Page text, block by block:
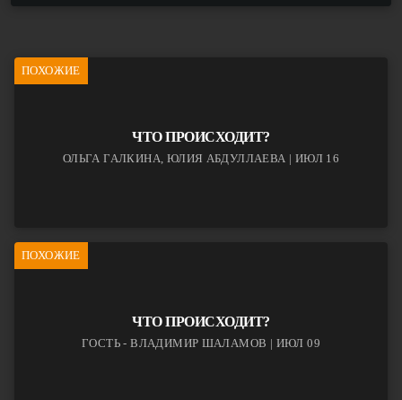
ПОХОЖИЕ
ЧТО ПРОИСХОДИТ?
ОЛЬГА ГАЛКИНА, ЮЛИЯ АБДУЛЛАЕВА | ИЮЛ 16
ПОХОЖИЕ
ЧТО ПРОИСХОДИТ?
ГОСТЬ - ВЛАДИМИР ШАЛАМОВ | ИЮЛ 09